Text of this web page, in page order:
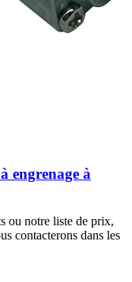
engrenage à
ou notre liste de prix,
contacterons dans les